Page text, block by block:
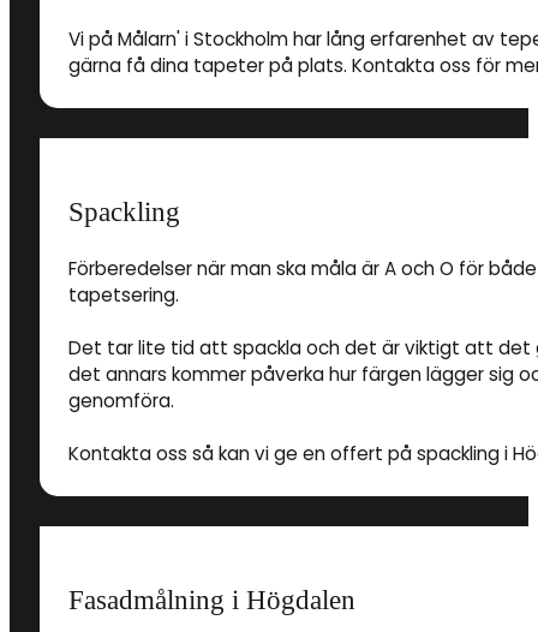
Vi på Målarn' i Stockholm har lång erfarenhet av
gärna få dina tapeter på plats. Kontakta oss för
Spackling
Förberedelser när man ska måla är A och O för
tapetsering.
Det tar lite tid att spackla och det är viktigt att
det annars kommer påverka hur färgen lägger sig
genomföra.
Kontakta oss så kan vi ge en offert på spackling i
Fasadmålning i Högdalen